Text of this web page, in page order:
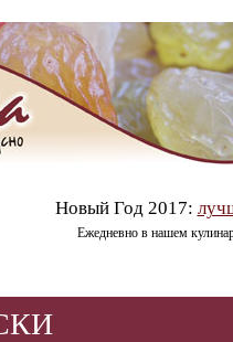
Новый Год 2017:
Ежедневно в нашем